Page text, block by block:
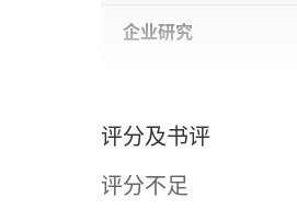
企业研究
企业的社会资本及其功
公司治理与企业绩效
评分及书评
评分不足